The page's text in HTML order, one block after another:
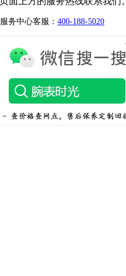
务中心客服： 400-188-5020